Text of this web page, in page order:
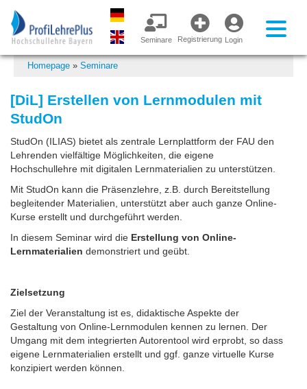
Login
Registrierung
Seminare
Homepage » Seminare
[DiL] Erstellen von Lernmodulen mit
StudOn
StudOn (ILIAS) bietet als zentrale Lernplattform der FAU den
Lehrenden vielfältige Möglichkeiten, die eigene
Hochschullehre mit digitalen Lernmaterialien zu unterstützen.
Mit StudOn kann die Präsenzlehre, z.B. durch Bereitstellung
begleitender Materialien, unterstützt aber auch ganze Online-
Kurse erstellt und durchgeführt werden.
In diesem Seminar wird die Erstellung von Online-
Lernmaterialien demonstriert und geübt.
Zielsetzung
Ziel der Veranstaltung ist es, didaktische Aspekte der
Gestaltung von Online-Lernmodulen kennen zu lernen. Der
Umgang mit dem integrierten Autorentool wird erprobt, so dass
eigene Lernmaterialien erstellt und ggf. ganze virtuelle Kurse
konzipiert werden können.